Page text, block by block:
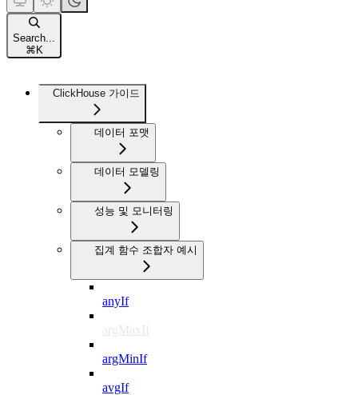
Search...
⌘ K
ClickHouse 가이드
데이터 포맷
데이터 모델링
성능 및 모니터링
집계 함수 조합자 예시
anyIf
argMaxIf
argMinIf
avgIf